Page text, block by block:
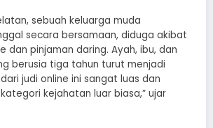
sebuah keluarga muda
secara bersamaan, diduga akibat
dan pinjaman daring. Ayah, ibu, dan
berusia tiga tahun turut menjadi
judi online ini sangat luas dan
kejahatan luar biasa,” ujar